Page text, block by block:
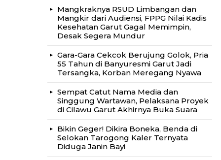
Mangkraknya RSUD Limbangan dan
Mangkir dari Audiensi, FPPG Nilai Kadis
Kesehatan Garut Gagal Memimpin,
Desak Segera Mundur
Gara-Gara Cekcok Berujung Golok, Pria
55 Tahun di Banyuresmi Garut Jadi
Tersangka, Korban Meregang Nyawa
Sempat Catut Nama Media dan
Singgung Wartawan, Pelaksana Proyek
di Cilawu Garut Akhirnya Buka Suara
Bikin Geger! Dikira Boneka, Benda di
Selokan Tarogong Kaler Ternyata
Diduga Janin Bayi